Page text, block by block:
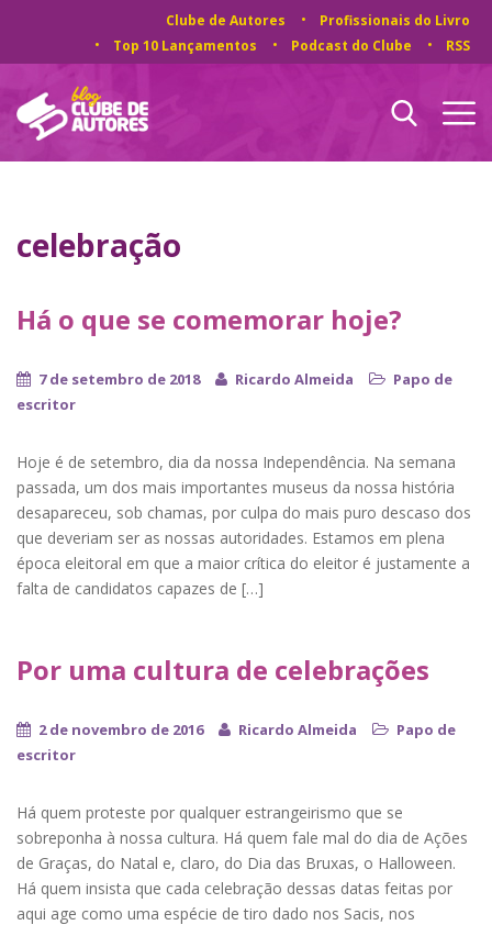
Clube de Autores
Profissionais do Livro
Top 10 Lançamentos
Podcast do Clube RSS
celebração
Há o que se comemorar hoje?
7 de setembro de 2018 Ricardo Almeida
Papo de
escritor
Hoje é de setembro, dia da nossa Independência. Na semana
passada, um dos mais importantes museus da nossa história
desapareceu, sob chamas, por culpa do mais puro descaso dos
que deveriam ser as nossas autoridades. Estamos em plena
época eleitoral em que a maior crítica do eleitor é justamente a
falta de candidatos capazes de […]
Por uma cultura de celebrações
2 de novembro de 2016 Ricardo Almeida
Papo de
escritor
Há quem proteste por qualquer estrangeirismo que se
sobreponha à nossa cultura. Há quem fale mal do dia de Ações
de Graças, do Natal e, claro, do Dia das Bruxas, o Halloween.
Há quem insista que cada celebração dessas datas feitas por
aqui age como uma espécie de tiro dado nos Sacis, nos